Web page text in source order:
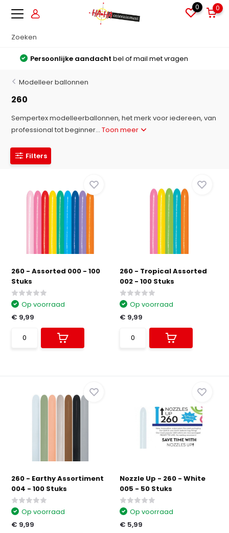
0 0
Grote voorradenAlles direct leverbaar uit voorraad
Modelleer ballonnen
260
Sempertex modelleerballonnen, het merk voor iedereen, van
professional tot beginner...Toon meer
Filters
260 - Assorted 000 - 100
Stuks
Op voorraad
€ 9,99
260 - Tropical Assorted
002 - 100 Stuks
Op voorraad
€ 9,99
260 - Earthy Assortiment
004 - 100 Stuks
Op voorraad
€ 9,99
Nozzle Up - 260 - White
005 - 50 Stuks
Op voorraad
€ 5,99